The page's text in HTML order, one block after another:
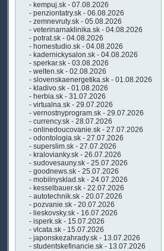
- kempuj.sk - 07.08.2026
- penziontatry.sk - 06.08.2026
- zemnevruty.sk - 05.08.2026
- veterinarnaklinika.sk - 04.08.2026
- potrat.sk - 04.08.2026
- homestudio.sk - 04.08.2026
- kadernickysalon.sk - 04.08.2026
- sperkar.sk - 03.08.2026
- welten.sk - 02.08.2026
- slovenskaenergetika.sk - 01.08.2026
- kladivo.sk - 01.08.2026
- herbia.sk - 31.07.2026
- virtualna.sk - 29.07.2026
- vernostnyprogram.sk - 29.07.2026
- currency.sk - 28.07.2026
- onlinedoucovanie.sk - 27.07.2026
- odontologia.sk - 27.07.2026
- superslim.sk - 27.07.2026
- kralovianky.sk - 26.07.2026
- sudovesauny.sk - 25.07.2026
- goodnews.sk - 25.07.2026
- mobilnysklad.sk - 24.07.2026
- kesselbauer.sk - 22.07.2026
- autotechnik.sk - 20.07.2026
- pozvanie.sk - 20.07.2026
- lieskovsky.sk - 16.07.2026
- isperk.sk - 15.07.2026
- vlcata.sk - 15.07.2026
- japonskezahrady.sk - 13.07.2026
- studentskefinancie.sk - 13.07.2026